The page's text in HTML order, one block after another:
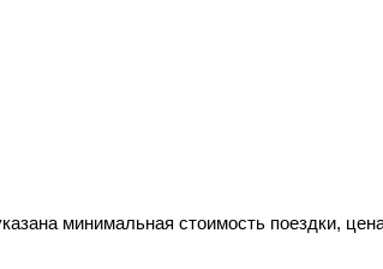
минимальная стоимость поездки,